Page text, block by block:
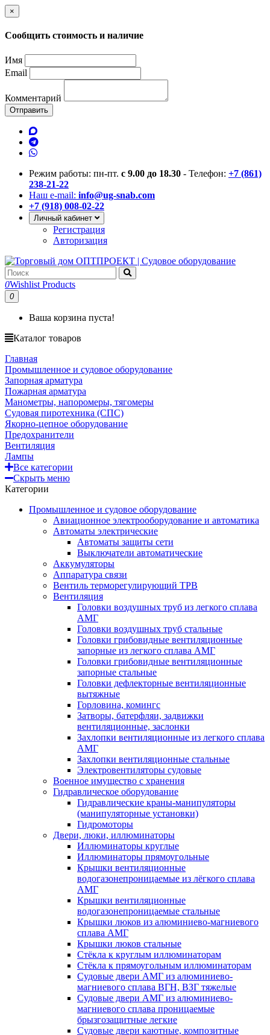
×
Сообщить стоимость и наличие
Имя
Email
Комментарий
Отправить
Режим работы: пн-пт. с 9.00 до 18.30 - Телефон: +7 (861)
238-21-22
Наш e-mail: info@ug-snab.com
+7 (918) 008-02-22
Личный кабинет
Регистрация
Авторизация
0Wishlist Products
0
Ваша корзина пуста!
Каталог товаров
Главная
Промышленное и судовое оборудование
Запорная арматура
Пожарная арматура
Манометры, напоромеры, тягомеры
Судовая пиротехника (СПС)
Якорно-цепное оборудование
Предохранители
Вентиляция
Лампы
Все категории
Скрыть меню
Категории
Промышленное и судовое оборудование
Авиационное электрооборудование и автоматика
Автоматы электрические
Автоматы защиты сети
Выключатели автоматические
Аккумуляторы
Аппаратура связи
Вентиль терморегулирующий ТРВ
Вентиляция
Головки воздушных труб из легкого сплава
АМГ
Головки воздушных труб стальные
Головки грибовидные вентиляционные
запорные из легкого сплава АМГ
Головки грибовидные вентиляционные
запорные стальные
Головки дефлекторные вентиляционные
вытяжные
Горловина, комингс
Затворы, батерфляи, задвижки
вентиляционные, заслонки
Захлопки вентиляционные из легкого сплава
АМГ
Захлопки вентиляционные стальные
Электровентиляторы судовые
Военное имущество с хранения
Гидравлическое оборудование
Гидравлические краны-манипуляторы
(манипуляторные установки)
Гидромоторы
Двери, люки, иллюминаторы
Иллюминаторы круглые
Иллюминаторы прямоугольные
Крышки вентиляционные
водогазонепроницаемые из лёгкого сплава
АМГ
Крышки вентиляционные
водогазонепроницаемые стальные
Крышки люков из алюминиево-магниевого
сплава АМГ
Крышки люков стальные
Стёкла к круглым иллюминаторам
Стёкла к прямоугольным иллюминаторам
Судовые двери АМГ из алюминиево-
магниевого сплава ВГН, ВЗГ тяжелые
Судовые двери АМГ из алюминиево-
магниевого сплава проницаемые
брызгозащитные легкие
Судовые двери каютные, композитные